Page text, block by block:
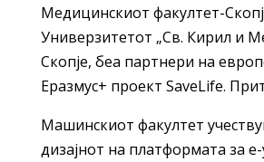
Медицинскиот факултет-
Универзитетот „Св. Кирил и
Скопје, беа партнери на
Еразмус+ проект SaveLife.
Машинскиот факултет
дизајнот на платформата за